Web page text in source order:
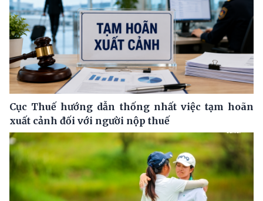
Cục Thuế hướng dẫn thống nhất việc tạm hoãn
xuất cảnh đối với người nộp thuế